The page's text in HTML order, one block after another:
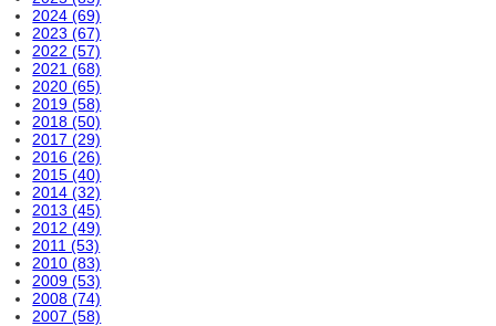
2024 (69)
2023 (67)
2022 (57)
2021 (68)
2020 (65)
2019 (58)
2018 (50)
2017 (29)
2016 (26)
2015 (40)
2014 (32)
2013 (45)
2012 (49)
2011 (53)
2010 (83)
2009 (53)
2008 (74)
2007 (58)